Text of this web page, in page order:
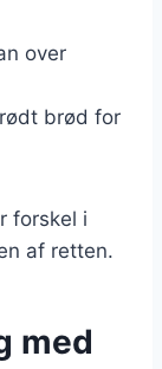
over
brød for
forskel i
af retten.
med